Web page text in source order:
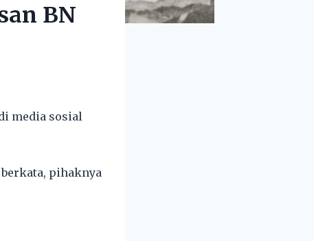
BN
media sosial
pihaknya